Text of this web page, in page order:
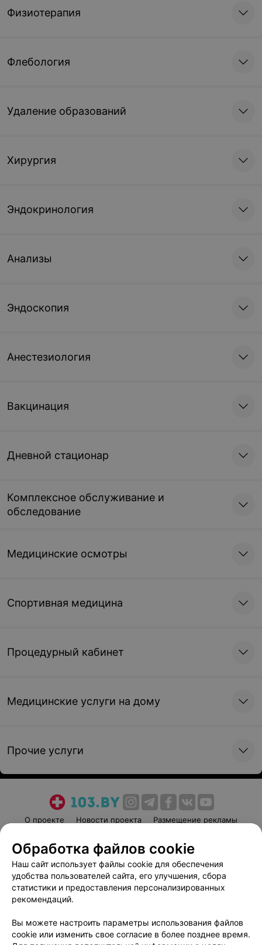
Физиотерапия
Флебология
Удаление образований
Хирургия
Эндокринология
Анализы
Эндоскопия
Анестезиология
Вакцинация
Дневной стационар
Комплексное обслуживание и
обследование
Медицинские осмотры
Спортивная медицина
Процедурный кабинет
Медицинские услуги на дому
Прочие услуги
О проекте Новости проекта
Размещение рекламы
Пользовательское соглашение
Способы оплаты
Вакансии
Партнеры
Написать руководителю 103.by
Обработка персональных данных
Обработка файлов cookie
Наш сайт использует файлы cookie для обеспечения
удобства пользователей сайта, его улучшения, сбора
статистики и предоставления персонализированных
рекомендаций.
Вы можете настроить параметры использования файлов
cookie или изменить свое согласие в более позднее время.